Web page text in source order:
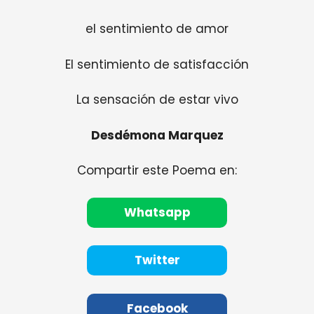
el sentimiento de amor
El sentimiento de satisfacción
La sensación de estar vivo
Desdémona Marquez
Compartir este Poema en:
Whatsapp
Twitter
Facebook